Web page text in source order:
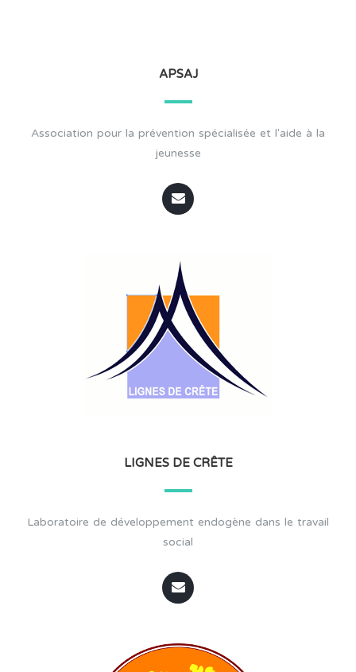
APSAJ
Association pour la prévention spécialisée et l'aide à la
jeunesse
LIGNES DE CRÊTE
Laboratoire de développement endogène dans le travail
social